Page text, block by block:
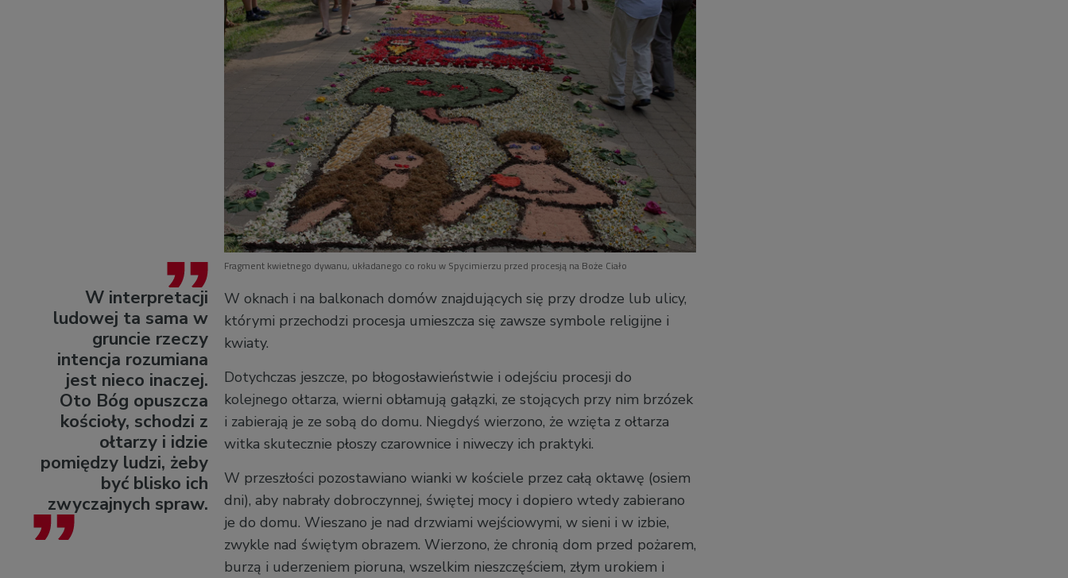
Fragment kwietnego dywanu, układanego co roku w Spycimierzu przed procesją na Boże Ciało
W interpretacji
ludowej ta sama w
gruncie rzeczy
intencja rozumiana
jest nieco inaczej.
Oto Bóg opuszcza
kościoły, schodzi z
ołtarzy i idzie
pomiędzy ludzi, żeby
być blisko ich
zwyczajnych spraw.
W oknach i na balkonach domów znajdujących się przy drodze lub ulicy,
którymi przechodzi procesja umieszcza się zawsze symbole religijne i
kwiaty.
Dotychczas jeszcze, po błogosławieństwie i odejściu procesji do
kolejnego ołtarza, wierni obłamują gałązki, ze stojących przy nim brzózek
i zabierają je ze sobą do domu. Niegdyś wierzono, że wzięta z ołtarza
witka skutecznie płoszy czarownice i niweczy ich praktyki.
W przeszłości pozostawiano wianki w kościele przez całą oktawę (osiem
dni), aby nabrały dobroczynnej, świętej mocy i dopiero wtedy zabierano
je do domu. Wieszano je nad drzwiami wejściowymi, w sieni i w izbie,
zwykle nad świętym obrazem. Wierzono, że chronią dom przed pożarem,
burzą i uderzeniem pioruna, wszelkim nieszczęściem, złym urokiem i